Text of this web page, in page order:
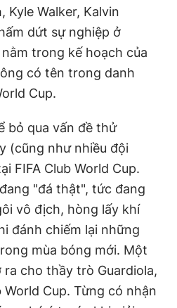
Kyle Walker, Kalvin
dứt sự nghiệp ở
trong kế hoạch của
có tên trong danh
Cup.
bỏ qua vấn đề thử
(cũng như nhiều đội
FIFA Club World Cup.
"đá thật", tức đang
vô địch, hòng lấy khí
đánh chiếm lại những
mùa bóng mới. Một
cho thầy trò Guardiola,
World Cup. Từng có nhận